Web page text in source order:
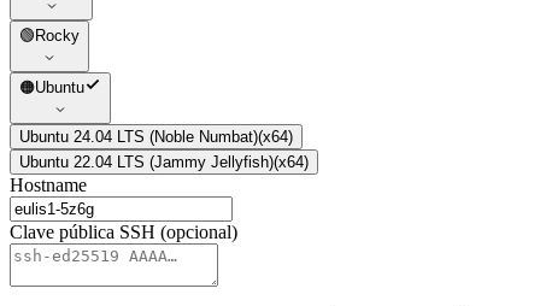
🟢 Rocky
🟠Ubuntu
Ubuntu 24.04 LTS (Noble Numbat)(x64)
Ubuntu 22.04 LTS (Jammy Jellyfish)(x64)
Hostname
Clave pública SSH (opcional)